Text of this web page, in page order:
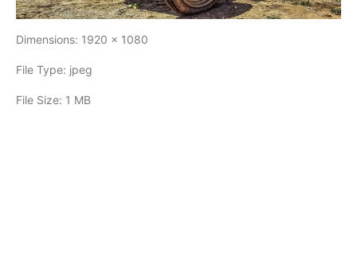
Dimensions: 1920 x 1080
File Type: jpeg
File Size: 1 MB